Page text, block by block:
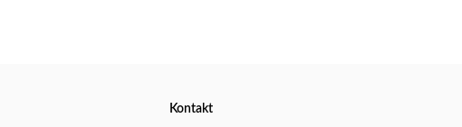
Kontakt